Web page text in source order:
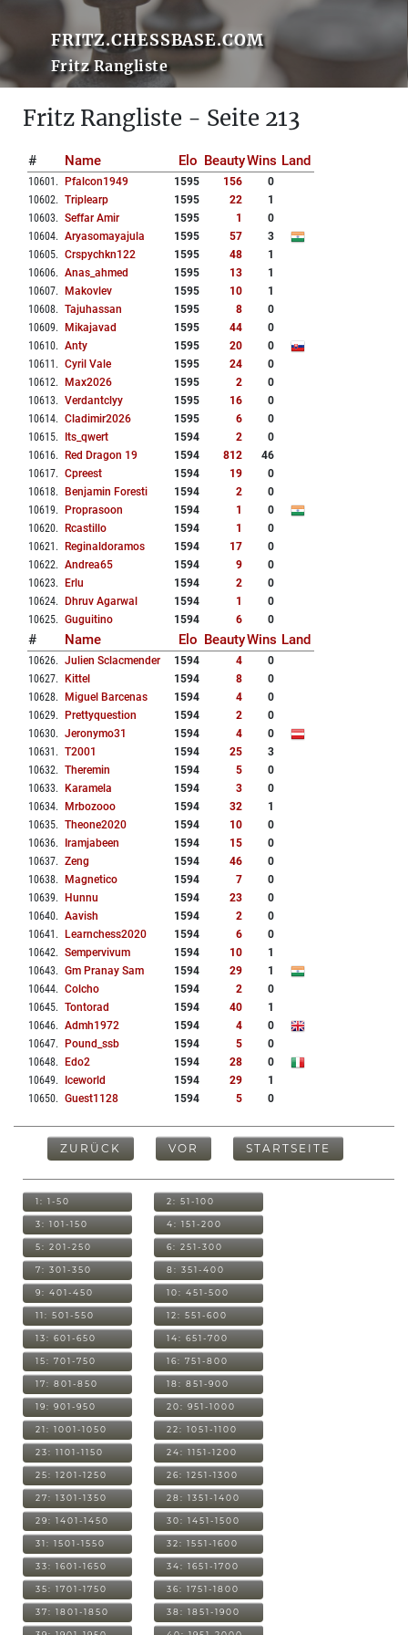
FRITZ.CHESSBASE.COM
Fritz Rangliste
Fritz Rangliste - Seite 213
# Name Elo BeautyWins Land
10601 . Pfalcon1949 1595 156
0
10602. Triplearp 1595 22
1
10603. Seffar Amir 1595 1
0
10604. Aryasomayajula 1595 57
3
10605. Crspychkn122 1595 48
1
10606. Anas_ahmed 1595 13
1
10607. Makovlev 1595 10
1
10608. Tajuhassan 1595 8
0
10609. Mikajavad 1595 44
0
10610. Anty 1595 20
0
10611 . Cyril Vale 1595 24
0
10612. Max2026 1595 2
0
10613. Verdantclyy 1595 16
0
10614. Cladimir2026 1595 6
0
10615. Its_qwert 1594 2
0
10616. Red Dragon 19 1594 812
46
10617. Cpreest 1594 19
0
10618. Benjamin Foresti 1594 2
0
10619. Proprasoon 1594 1
0
10620. Rcastillo 1594 1
0
10621 . Reginaldoramos 1594 17
0
10622. Andrea65 1594 9
0
10623. Erlu 1594 2
0
10624. Dhruv Agarwal 1594 1
0
10625. Guguitino 1594 6 0
# Name Elo BeautyWins Land
10626. Julien Sclacmender 1594 4
0
10627. Kittel 1594 8
0
10628. Miguel Barcenas 1594 4
0
10629. Prettyquestion 1594 2
0
10630. Jeronymo31 1594 4
0
10631 . T2001 1594 25
3
10632. Theremin 1594 5
0
10633. Karamela 1594 3
0
10634. Mrbozooo 1594 32
1
10635. Theone2020 1594 10
0
10636. Iramjabeen 1594 15
0
10637. Zeng 1594 46
0
10638. Magnetico 1594 7
0
10639. Hunnu 1594 23
0
10640. Aavish 1594 2
0
10641 . Learnchess2020 1594 6
0
10642. Sempervivum 1594 10
1
10643. Gm Pranay Sam 1594 29
1
10644. Colcho 1594 2
0
10645. Tontorad 1594 40
1
10646. Admh1972 1594 4
0
10647. Pound_ssb 1594 5
0
10648. Edo2 1594 28
0
10649. Iceworld 1594 29
1
10650. Guest1128 1594 5 0
ZURÜCK VOR STARTSEITE
1: 1-50 2: 51-100
3: 101-150 4: 151-200
5: 201-250 6: 251-300
7: 301-350 8: 351-400
9: 401-450 10: 451-500
11: 501-550 12: 551-600
13: 601-650 14: 651-700
15: 701-750 16: 751-800
17: 801-850 18: 851-900
19: 901-950 20: 951-1000
21: 1001-1050 22: 1051-1100
23: 1101-1150 24: 1151-1200
25: 1201-1250 26: 1251-1300
27: 1301-1350 28: 1351-1400
29: 1401-1450 30: 1451-1500
31: 1501-1550 32: 1551-1600
33: 1601-1650 34: 1651-1700
35: 1701-1750 36: 1751-1800
37: 1801-1850 38: 1851-1900